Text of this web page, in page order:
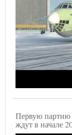
Первую партию
ждут в начале